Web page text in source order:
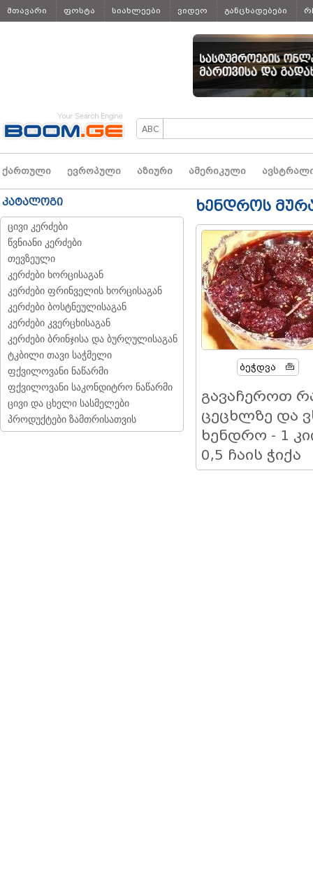
მთავარი ფოსტა სიახლეები ვიდეო განცხადებები
ქართული ევროპული აზიური ამერიკული
კატალოგი
ცივი კერძები
წვნიანი კერძები
თევზეული
კერძები ხორცისაგან
კერძები ფრინველის ხორცისაგან
კერძები ბოსტნეულისაგან
კერძები კვერცხისაგან
კერძები ბრინჯისა და ბურღულისაგან
ტკბილი თავი საჭმელი
ფქვილოვანი ნაწარმი
ფქვილოვანი საკონდიტრო ნაწარმი
ცივი და ცხელი სასმელები
პროდუქტები ზამთრისათვის
ხენდროს
Ბეჭდვა
გავაჩეროთ
ცეცხლზე და
ხენდრო - 1
0,5 ჩაის ჭიქა